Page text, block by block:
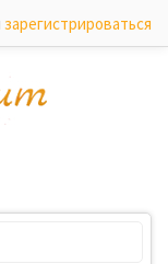
зарегистрироваться